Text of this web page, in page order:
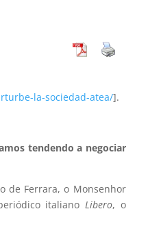
la-sociedad-atea/].
tendendo a negociar
de Ferrara, o Monsenhor
italiano Libero, o